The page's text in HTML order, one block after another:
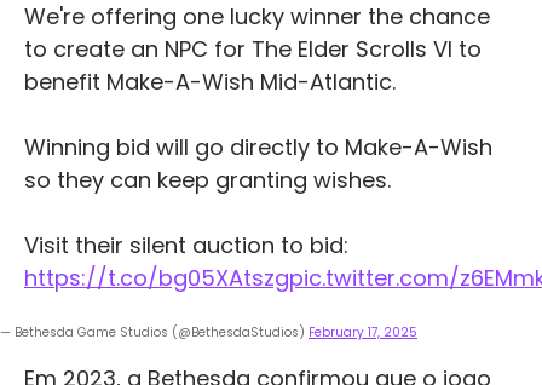
We're offering one lucky winner the chance
to create an NPC for The Elder Scrolls VI to
benefit Make-A-Wish Mid-Atlantic.
Winning bid will go directly to Make-A-Wish
so they can keep granting wishes.
Visit their silent auction to bid:
https://t.co/bg05XAtszgpic.twitter.com/
— Bethesda Game Studios (@BethesdaStudios) February 17, 2025
Em 2023, a Bethesda confirmou que o jogo